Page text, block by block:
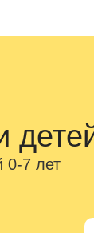
0-7 лет